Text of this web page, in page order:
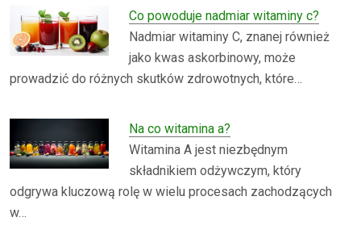
Co powoduje nadmiar witaminy c?
Nadmiar witaminy C, znanej również
jako kwas askorbinowy, może
prowadzić do różnych skutków zdrowotnych, które…
Na co witamina a?
Witamina A jest niezbędnym
składnikiem odżywczym, który
odgrywa kluczową rolę w wielu procesach zachodzących
w…